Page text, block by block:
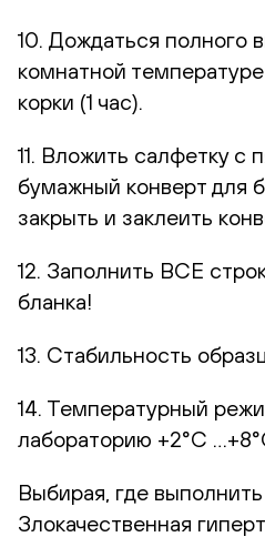
10. Дождаться полного
комнатной
корки (1 час).
11. Вложить салфетку с
бумажный конверт для
закрыть и заклеить
12. Заполнить ВСЕ
бланка!
13. Стабильность
14. Температурный
лабораторию +2°С
Выбирая, где
Злокачественная